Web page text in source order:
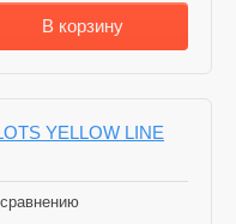
В корзину
YELLOW LINE